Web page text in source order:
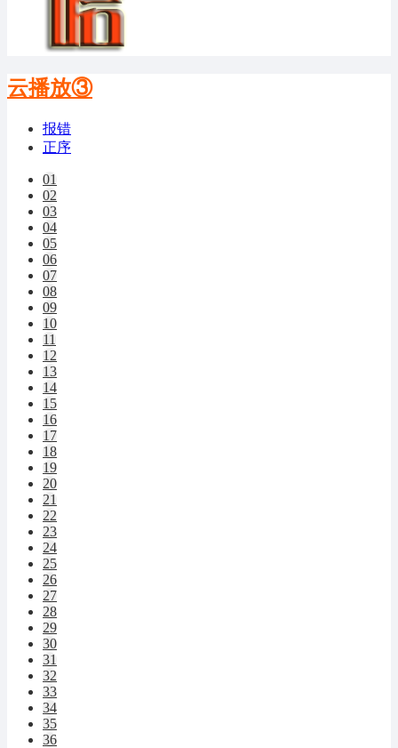
云播放③
报错
正序
01
02
03
04
05
06
07
08
09
10
11
12
13
14
15
16
17
18
19
20
21
22
23
24
25
26
27
28
29
30
31
32
33
34
35
36